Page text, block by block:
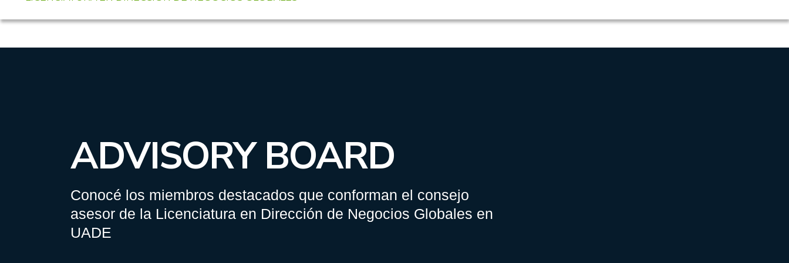
ADVISORY BOARD
Conocé los miembros destacados que conforman el consejo
asesor de la Licenciatura en Dirección de Negocios Globales en
UADE